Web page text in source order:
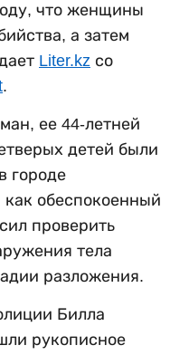
что женщины
а затем
Liter.kz со
.
ее 44-летней
детей были
городе
как обеспокоенный
проверить
тела
разложения.
Билла
рукописное